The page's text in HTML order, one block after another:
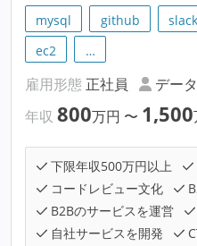
mysql github slack
ec2
…
雇用形態 正社員 デー
年収 800万円 〜 1,500
下限年収500万円以上
コードレビュー文化
B2Bのサービスを運営
自社サービスを開発